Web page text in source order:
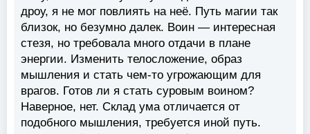
дроу, я не мог повлиять на неё. Путь магии так
близок, но безумно далек. Воин — интересная
стезя, но требовала много отдачи в плане
энергии. Изменить телосложение, образ
мышления и стать чем-то угрожающим для
врагов. Готов ли я стать суровым воином?
Наверное, нет. Склад ума отличается от
подобного мышления, требуется иной путь.